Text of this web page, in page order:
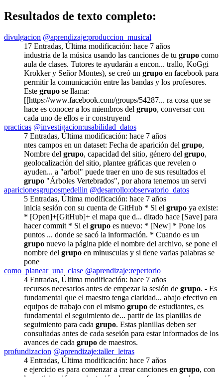
Resultados de texto completo:
divulgacion @aprendizaje:produccion_musical
17 Entradas, Última modificación: hace 7 años
industria de la música usando las canciones de tu grupo como
aula de clases. Tutores te ayudarán a encon... trallo, KoGgi
Krokker y Señor Montes), se creó un grupo en facebook para
permitir la comunicación entre las bandas y los profesores.
Este grupo se llama:
[[https://www.facebook.com/groups/54287... ra cosa que se
hace es conocer a los miembros del grupo, conversar con
cada uno de ellos e ir construyend
practicas @investigacion:usabilidad_datos
7 Entradas, Última modificación: hace 7 años
ntes campos en un dataset: Fecha de aparición del grupo,
Nombre del grupo, capacidad del sitio, género del grupo,
geolocalización del sitio, plantee gráficas que revelen o
ayuden... a "arbol" puede traer en uno de sus resultados el
grupo "Árboles Vertebrados", por ahora tenemos un servi
aparicionesgruposmedellin @desarrollo:observatorio_datos
5 Entradas, Última modificación: hace 7 años
inicia sesión con su cuenta de GitHub * Si el grupo ya existe:
* [Open]+[GitHub]+ el mapa que d... ditado hace [Save] para
hacer commit * Si el grupo es nuevo: * [New] * Pone los
puntos ... donde se sacó la información. * Cuando es un
grupo nuevo la página pide el nombre del archivo, se pone el
nombre del grupo en minusculas y si tiene varias palabras se
pone
como_planear_una_clase @aprendizaje:repertorio
4 Entradas, Última modificación: hace 7 años
recursos necesarios antes de empezar la sesión de grupo. - Es
fundamental que el maestro tenga claridad... abajo efectivo en
equipos de trabajo con el mismo grupo de estudiantes, es
fundamental el seguimiento de... partir de las planillas de
seguimiento para cada grupo. Estas planillas deben ser
consultadas antes de cada seseión para estar informados de los
avances de cada grupo de maestros.
profundizacion @aprendizaje:taller_letras
4 Entradas, Última modificación: hace 7 años
e ejercicio es para comenzar a crear canciones en grupo, con